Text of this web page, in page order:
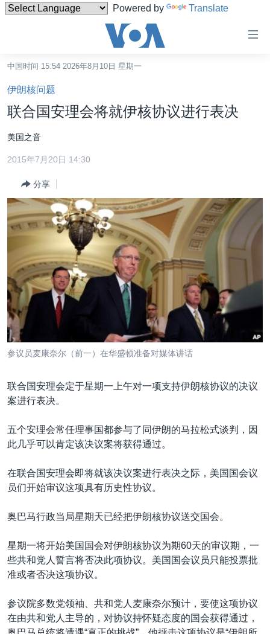
Powered by Translate
碍
链
接
跳
转
内
转
到
导
转
到
检
索
中国
台湾
港澳
国际
最新国际新闻
印太
中东
欧洲
非洲
美洲
全球议题
分类新闻
经济·金融·贸易
人权·法律·宗教
科教·文娱·体健
军事
劳工
环境
美中关系
热点专题
白宫要闻
国会报道
美中关系
美国建国250周年
美国之音专访
重要讲话与声明
台海两岸关系
南中国海争端
关注西藏
关注新疆
GEN Z 看美国
VOA视频
VOA今日焦点
中文广播
关注我们
其他语言网站
中国时间 15:54 2026年8月10日 星期一
伊朗核问题
联合国安理会将就伊核协议进行表决
美国之音
2015年7月20日 14:30
分享
参议员麦康奈尔（前一）在华盛顿准备对媒体讲话
联合国安理会定于星期一上午对一项支持伊朗核协议的决议
案进行表决。
五个安理会常任理事国都参与了同伊朗的马拉松式谈判，因
此几乎可以肯定该决议案将获得通过。
在联合国安理会即将就该决议案进行表决之际，美国国会议
员们开始审议这项具有历史性协议。
奥巴马行政当局星期天已经把伊朗核协议送交国会。
星期一将开始美国国会对伊朗核协议为期60天的审议期，一
些共和党人誓言将否决此项协议。美国国会议员只能投票批
准或者否决这项协议。
参议院多数党领袖、共和党人麦康奈尔预计，要使这项协议
在由共和党人主导的，对协议持怀疑态度的国会获得通过，